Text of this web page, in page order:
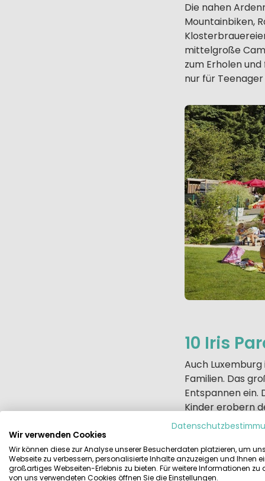
Die nahen
Mountainbiken,
mittelgroße
zum Erholen
nur für
10 Iris
Auch
Familien. Das
Entspannen ein.
Kinder erobern
zum Beispiel
gleichnamigen
(glamourous
Wir verwenden Cookies
Wir können diese zur Analyse unserer Besucherdaten platzieren, um
Webseite zu verbessern, personalisierte Inhalte anzuzeigen und Ihnen
großartiges Webseiten-Erlebnis zu bieten. Für weitere Informationen zu
von uns verwendeten Cookies öffnen Sie die Einstellungen.